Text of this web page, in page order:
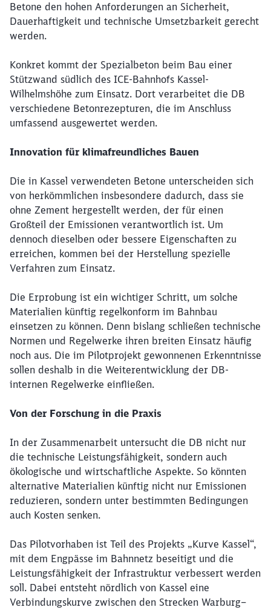
Betone den hohen Anforderungen an Sicherheit,
Dauerhaftigkeit und technische Umsetzbarkeit gerecht
werden.
Konkret kommt der Spezialbeton beim Bau einer
Stützwand südlich des ICE-Bahnhofs Kassel-
Wilhelmshöhe zum Einsatz. Dort verarbeitet die DB
verschiedene Betonrezepturen, die im Anschluss
umfassend ausgewertet werden.
Innovation für klimafreundliches Bauen
Die in Kassel verwendeten Betone unterscheiden sich
von herkömmlichen insbesondere dadurch, dass sie
ohne Zement hergestellt werden, der für einen
Großteil der Emissionen verantwortlich ist. Um
dennoch dieselben oder bessere Eigenschaften zu
erreichen, kommen bei der Herstellung spezielle
Verfahren zum Einsatz.
Die Erprobung ist ein wichtiger Schritt, um solche
Materialien künftig regelkonform im Bahnbau
einsetzen zu können. Denn bislang schließen technische
Normen und Regelwerke ihren breiten Einsatz häufig
noch aus. Die im Pilotprojekt gewonnenen Erkenntnisse
sollen deshalb in die Weiterentwicklung der DB-
internen Regelwerke einfließen.
Von der Forschung in die Praxis
In der Zusammenarbeit untersucht die DB nicht nur
die technische Leistungsfähigkeit, sondern auch
ökologische und wirtschaftliche Aspekte. So könnten
alternative Materialien künftig nicht nur Emissionen
reduzieren, sondern unter bestimmten Bedingungen
auch Kosten senken.
Das Pilotvorhaben ist Teil des Projekts „Kurve Kassel“,
mit dem Engpässe im Bahnnetz beseitigt und die
Leistungsfähigkeit der Infrastruktur verbessert werden
soll. Dabei entsteht nördlich von Kassel eine
Verbindungskurve zwischen den Strecken Warburg–
Schließen
Möchten Sie zuweitergeleitet
werden?
Abbrechen Weiter